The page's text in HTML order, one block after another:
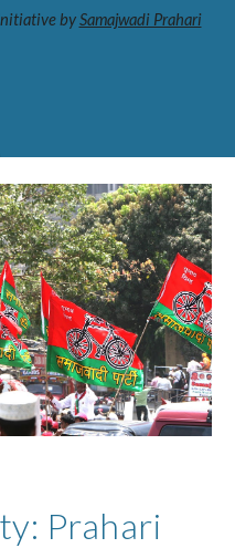
bySamajwadi Prahari
Prahari